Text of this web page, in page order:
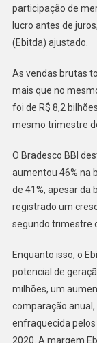
participação de
lucro antes de
(Ebitda) ajustado.
As vendas brutas
mais que no
foi de R$ 8,2
mesmo trimestre
O Bradesco BBI
aumentou 46% na
de 41%, apesar da
registrado um
segundo trimestre
Enquanto isso, o
potencial de
milhões, um
comparação
enfraquecida
2020. A margem